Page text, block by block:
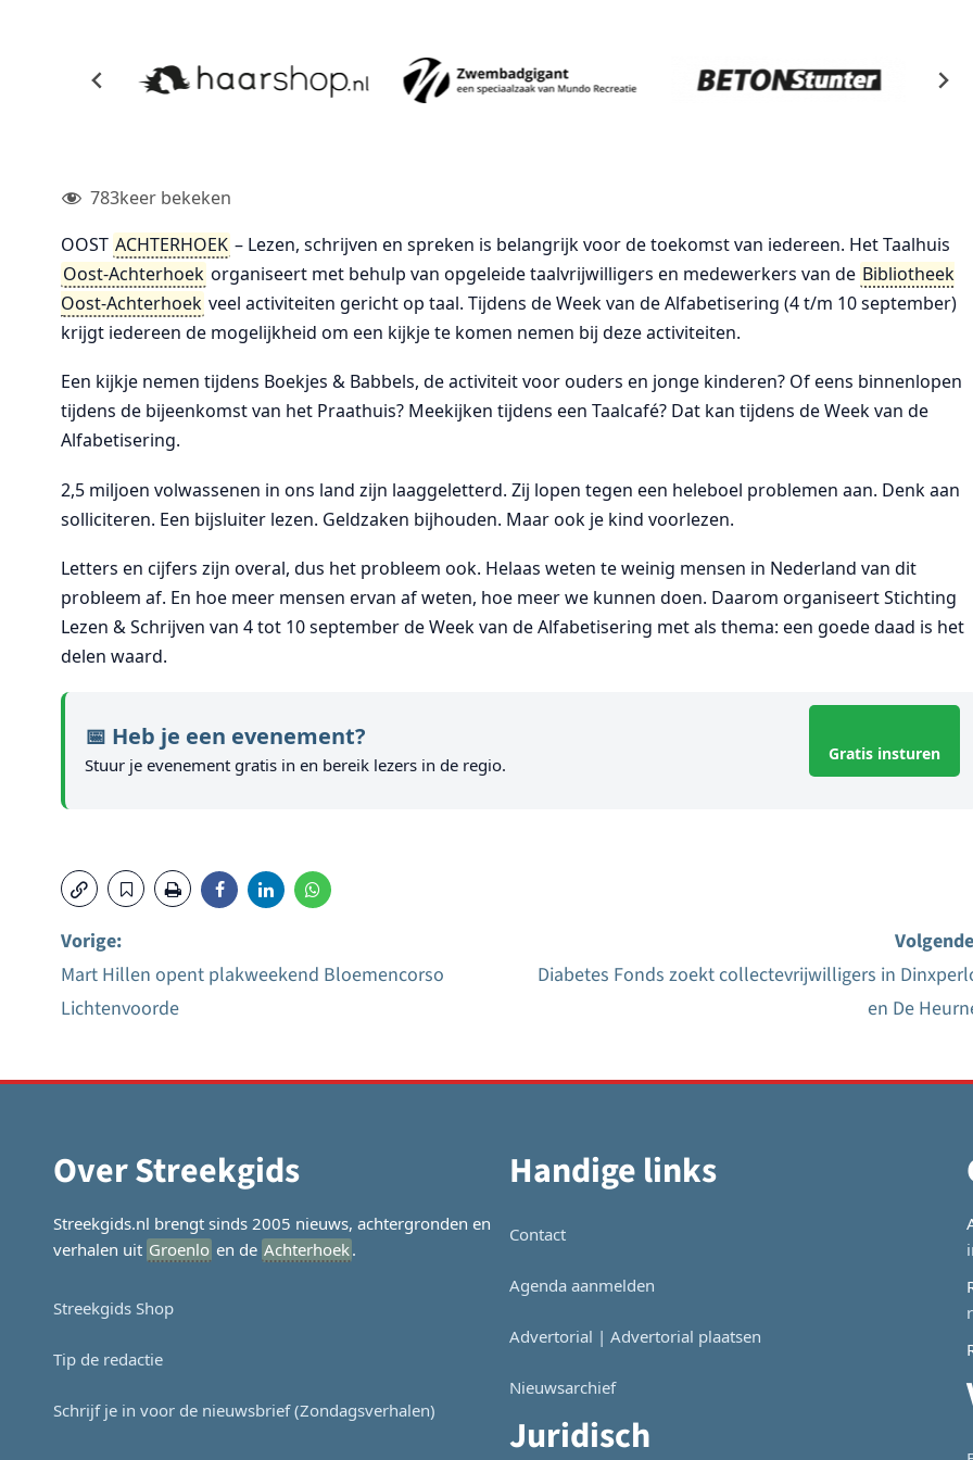
783keer bekeken
OOST ACHTERHOEK – Lezen, schrijven en spreken is belangrijk voor de toekomst van iedereen. Het Taalhuis
Oost-Achterhoek organiseert met behulp van opgeleide taalvrijwilligers en medewerkers van de Bibliotheek
Oost-Achterhoek veel activiteiten gericht op taal. Tijdens de Week van de Alfabetisering (4 t/m 10 september)
krijgt iedereen de mogelijkheid om een kijkje te komen nemen bij deze activiteiten.
Een kijkje nemen tijdens Boekjes & Babbels, de activiteit voor ouders en jonge kinderen? Of eens binnenlopen
tijdens de bijeenkomst van het Praathuis? Meekijken tijdens een Taalcafé? Dat kan tijdens de Week van de
Alfabetisering.
2,5 miljoen volwassenen in ons land zijn laaggeletterd. Zij lopen tegen een heleboel problemen aan. Denk aan
solliciteren. Een bijsluiter lezen. Geldzaken bijhouden. Maar ook je kind voorlezen.
Letters en cijfers zijn overal, dus het probleem ook. Helaas weten te weinig mensen in Nederland van dit
probleem af. En hoe meer mensen ervan af weten, hoe meer we kunnen doen. Daarom organiseert Stichting
Lezen & Schrijven van 4 tot 10 september de Week van de Alfabetisering met als thema: een goede daad is het
delen waard.
📅 Heb je een evenement?
Stuur je evenement gratis in en bereik lezers in de regio.
Gratis insturen
Bericht
Vorige:
Mart Hillen opent plakweekend Bloemencorso
Lichtenvoorde
Diabetes Fonds zoekt collectevrijwilligers in
en De
Over Streekgids
Streekgids.nl brengt sinds 2005 nieuws, achtergronden en
verhalen uit Groenlo en de Achterhoek.
Streekgids Shop
Tip de redactie
Schrijf je in voor de nieuwsbrief (Zondagsverhalen)
Handige links
Contact
Agenda aanmelden
Advertorial | Advertorial plaatsen
Nieuwsarchief
Juridisch